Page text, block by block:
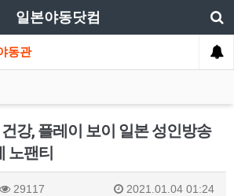
일본야동닷컴
동관
강, 플레이 보이 일본 성인방송
노팬티
29117 2021.01.04 01:24